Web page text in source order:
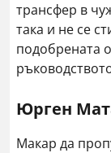
трансфер в
така и не се
подобрената
Юрген
Макар да